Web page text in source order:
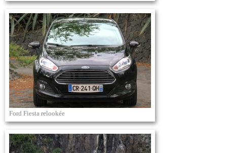
Ford Fiesta relookée